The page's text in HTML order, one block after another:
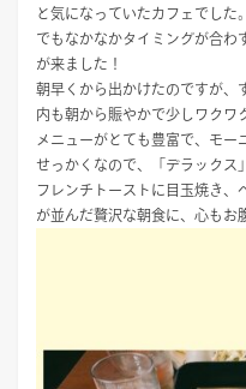
と気になっていたカフェでした。
でもなかなかタイミングが合わ
が来ました！
朝早くから出かけたのですが、
内も朝から賑やかで少しワクワ
メニューがとても豊富で、モー
せっかくなので、「デラックス
フレンチトーストに目玉焼き、
が並んだ贅沢な朝食に、心もお